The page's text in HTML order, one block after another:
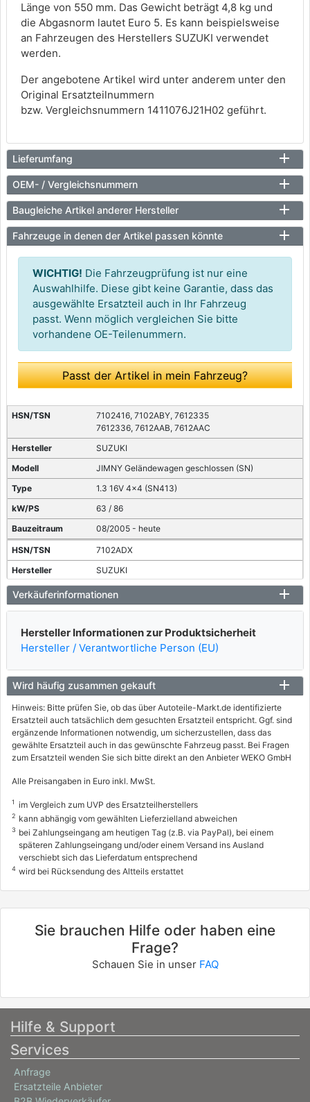
Länge von 550 mm. Das Gewicht beträgt 4,8 kg und
die Abgasnorm lautet Euro 5. Es kann beispielsweise
an Fahrzeugen des Herstellers SUZUKI verwendet
werden.
Der angebotene Artikel wird unter anderem unter den
Original Ersatzteilnummern
bzw. Vergleichsnummern 1411076J21H02 geführt.
Lieferumfang
OEM- / Vergleichsnummern
Baugleiche Artikel anderer Hersteller
Fahrzeuge in denen der Artikel passen könnte
WICHTIG! Die Fahrzeugprüfung ist nur eine
Auswahlhilfe. Diese gibt keine Garantie, dass das
ausgewählte Ersatzteil auch in Ihr Fahrzeug
passt. Wenn möglich vergleichen Sie bitte
vorhandene OE-Teilenummern.
Passt der Artikel in mein Fahrzeug?
7102416, 7102ABY, 7612335
7612336, 7612AAB, 7612AAC
SUZUKI
JIMNY Geländewagen geschlossen (SN)
1.3 16V 4x4 (SN413)
63 / 86
08/2005 - heute
7102ADX
SUZUKI
JIMNY Geländewagen geschlossen (SN)
1.3 4WD (SN413)
62 / 85
05/2014 - heute
Verkäuferinformationen
Hersteller Informationen zur Produktsicherheit
Hersteller / Verantwortliche Person (EU)
Wird häufig zusammen gekauft
Hinweis: Bitte prüfen Sie, ob das über Autoteile-Markt.de identifizierte
Ersatzteil auch tatsächlich dem gesuchten Ersatzteil entspricht. Ggf. sind
ergänzende Informationen notwendig, um sicherzustellen, dass das
gewählte Ersatzteil auch in das gewünschte Fahrzeug passt. Bei Fragen
zum Ersatzteil wenden Sie sich bitte direkt an den Anbieter WEKO GmbH
Alle Preisangaben in Euro inkl. MwSt.
1 im Vergleich zum UVP des Ersatzteilherstellers
2 kann abhängig vom gewählten Lieferzielland abweichen
3 bei Zahlungseingang am heutigen Tag (z.B. via PayPal), bei einem
späteren Zahlungseingang und/oder einem Versand ins Ausland
verschiebt sich das Lieferdatum entsprechend
4 wird bei Rücksendung des Altteils erstattet
Sie brauchen Hilfe oder haben eine
Frage?
Schauen Sie in unser FAQ
Hilfe & Support
Services
Anfrage
Ersatzteile Anbieter